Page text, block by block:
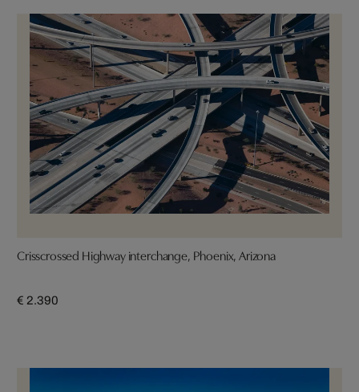
Crisscrossed Highway interchange, Phoenix, Arizona
€ 2.390